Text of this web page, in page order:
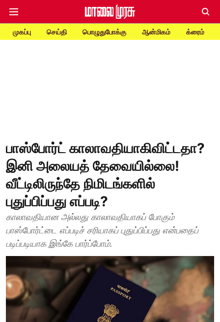
முகப்பு செய்தி பொழுதுபோக்கு ஆன்மிகம் க்ரைம்
பாஸ்போர்ட் காலாவதியாகிவிட்டதா?
இனி அலையத் தேவையில்லை!
வீட்டிலிருந்தே நிமிடங்களில்
புதுப்பிப்பது எப்படி?
காலாவதியான அல்லது காலாவதியாகப் போகும்
பாஸ்போர்ட்டை எப்படிச் சரியாகப் புதுப்பிப்பது என்பதைப்
படிப்படியாக இங்கே பார்ப்போம்.